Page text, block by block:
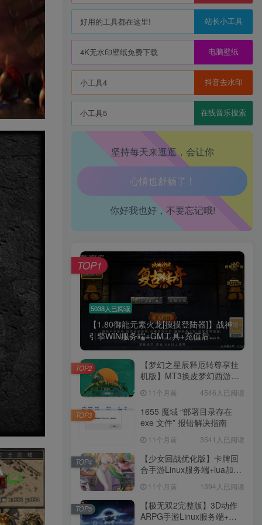
好用的工具都在这里! 站长小工具
4K无水印壁纸免费下载 电脑壁纸
小工具4 抖音去水印
小工具5 在线音乐搜索
坚持每天来逛逛，会让你
生活也美好了！
心情也舒畅了！
腿也不痛了！
腰也不酸了！
工作也轻松了！
你好我也好，不要忘记哦!
5038人已阅读
【1.80御龍元素火龙[摸摸登陆器]】战神
引擎WIN服务端+GM工具+充值后...
TOP1
【梦幻之星辰释厄转尊享挂
机版】MT3换皮梦幻西游
+源码+架设教程
11个月前 4546人已阅读
TOP2
1655 魔域 “部署目录存在
exe 文件” 报错解决指南
11个月前 3541人已阅读
TOP3
【少女回战优化版】卡牌回
合手游Linux服务端+lua加解
权后台+安卓+架设教程
11个月前 1394人已阅读
TOP4
【极无双2完整版】3D动作
ARPG手游Linux服务端+全
TOP5